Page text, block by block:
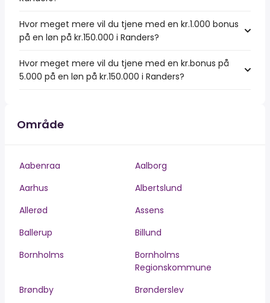
Hvor meget mere vil du tjene med en kr.1.000 bonus
på en løn på kr.150.000 i Randers?
Hvor meget mere vil du tjene med en kr.bonus på
5.000 på en løn på kr.150.000 i Randers?
Område
Aabenraa
Aalborg
Aarhus
Albertslund
Allerød
Assens
Ballerup
Billund
Bornholms
Bornholms
Regionskommune
Brøndby
Brønderslev